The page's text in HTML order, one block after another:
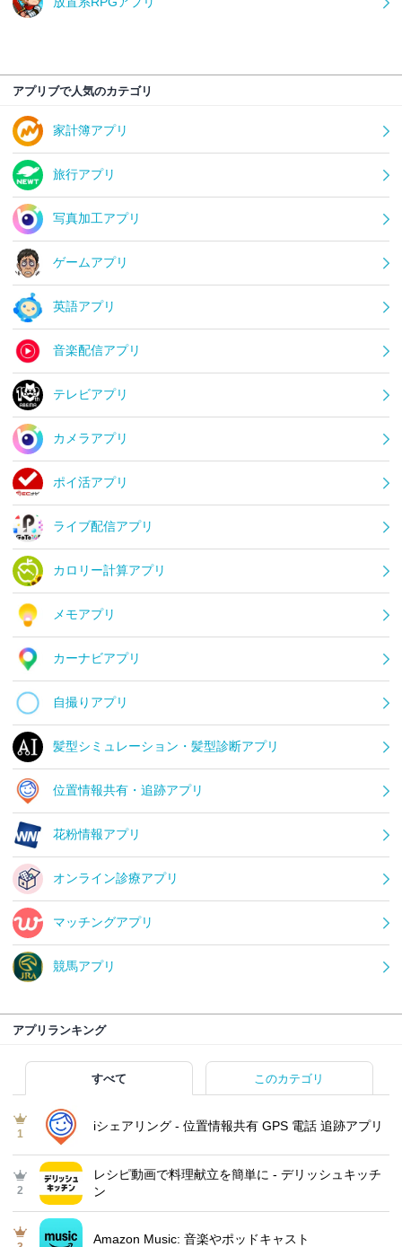
アプリブで人気のカテゴリ
家計簿アプリ
旅行アプリ
写真加工アプリ
ゲームアプリ
英語アプリ
音楽配信アプリ
テレビアプリ
カメラアプリ
ポイ活アプリ
ライブ配信アプリ
カロリー計算アプリ
メモアプリ
カーナビアプリ
自撮りアプリ
髪型シミュレーション・髪型診断アプリ
位置情報共有・追跡アプリ
花粉情報アプリ
オンライン診療アプリ
マッチングアプリ
競馬アプリ
アプリランキング
すべて このカテゴリ
1
iシェアリング - 位置情報共有 GPS 電話 追跡アプリ
2
レシピ動画で料理献立を簡単‪に - デリッシュキッチ
ン
Amazon Music: 音楽やポッドキャスト